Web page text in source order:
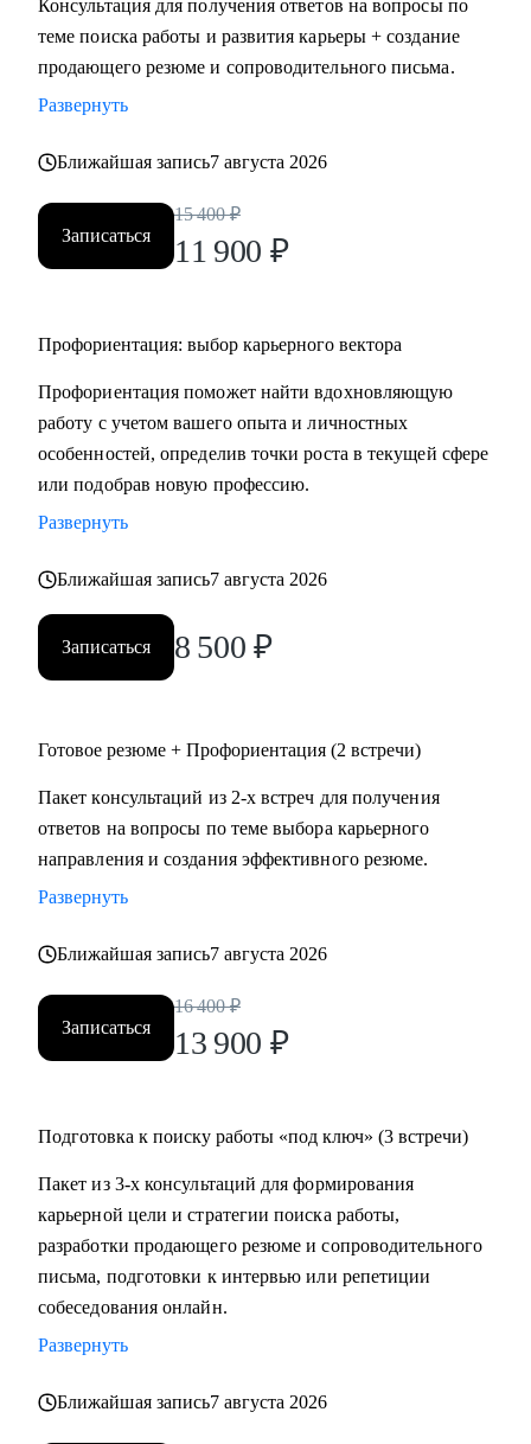
Кому могу помочь:
направлений:
• продажи, сопровождение продаж
• административный персонал
• организация мероприятий
• закупки, тендеры
• логистика, ВЭД
• маркетинг, PR
• образование
• бухгалтерия
• аналитика
• склад
• HR
Консультация для получения ответов на вопросы по
теме поиска работы и развития карьеры + создание
продающего резюме и сопроводительного письма.
Развернуть
Ближайшая запись7 августа 2026
Записаться
15 400 ₽
11 900 ₽
Профориентация: выбор карьерного вектора
Профориентация поможет найти вдохновляющую
работу с учетом вашего опыта и личностных
особенностей, определив точки роста в текущей сфере
или подобрав новую профессию.
Развернуть
Ближайшая запись7 августа 2026
Записаться 8 500 ₽
Готовое резюме + Профориентация (2 встречи)
Пакет консультаций из 2-х встреч для получения
ответов на вопросы по теме выбора карьерного
направления и создания эффективного резюме.
Развернуть
Ближайшая запись7 августа 2026
Записаться
16 400 ₽
13 900 ₽
Подготовка к поиску работы «под ключ» (3 встречи)
Пакет из 3-х консультаций для формирования
карьерной цели и стратегии поиска работы,
разработки продающего резюме и сопроводительного
письма, подготовки к интервью или репетиции
собеседования онлайн.
Развернуть
Ближайшая запись7 августа 2026